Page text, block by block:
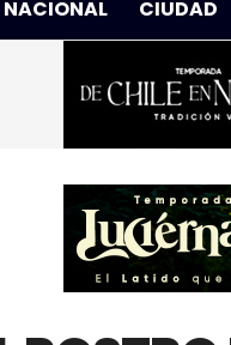
NACIONAL CIUDAD